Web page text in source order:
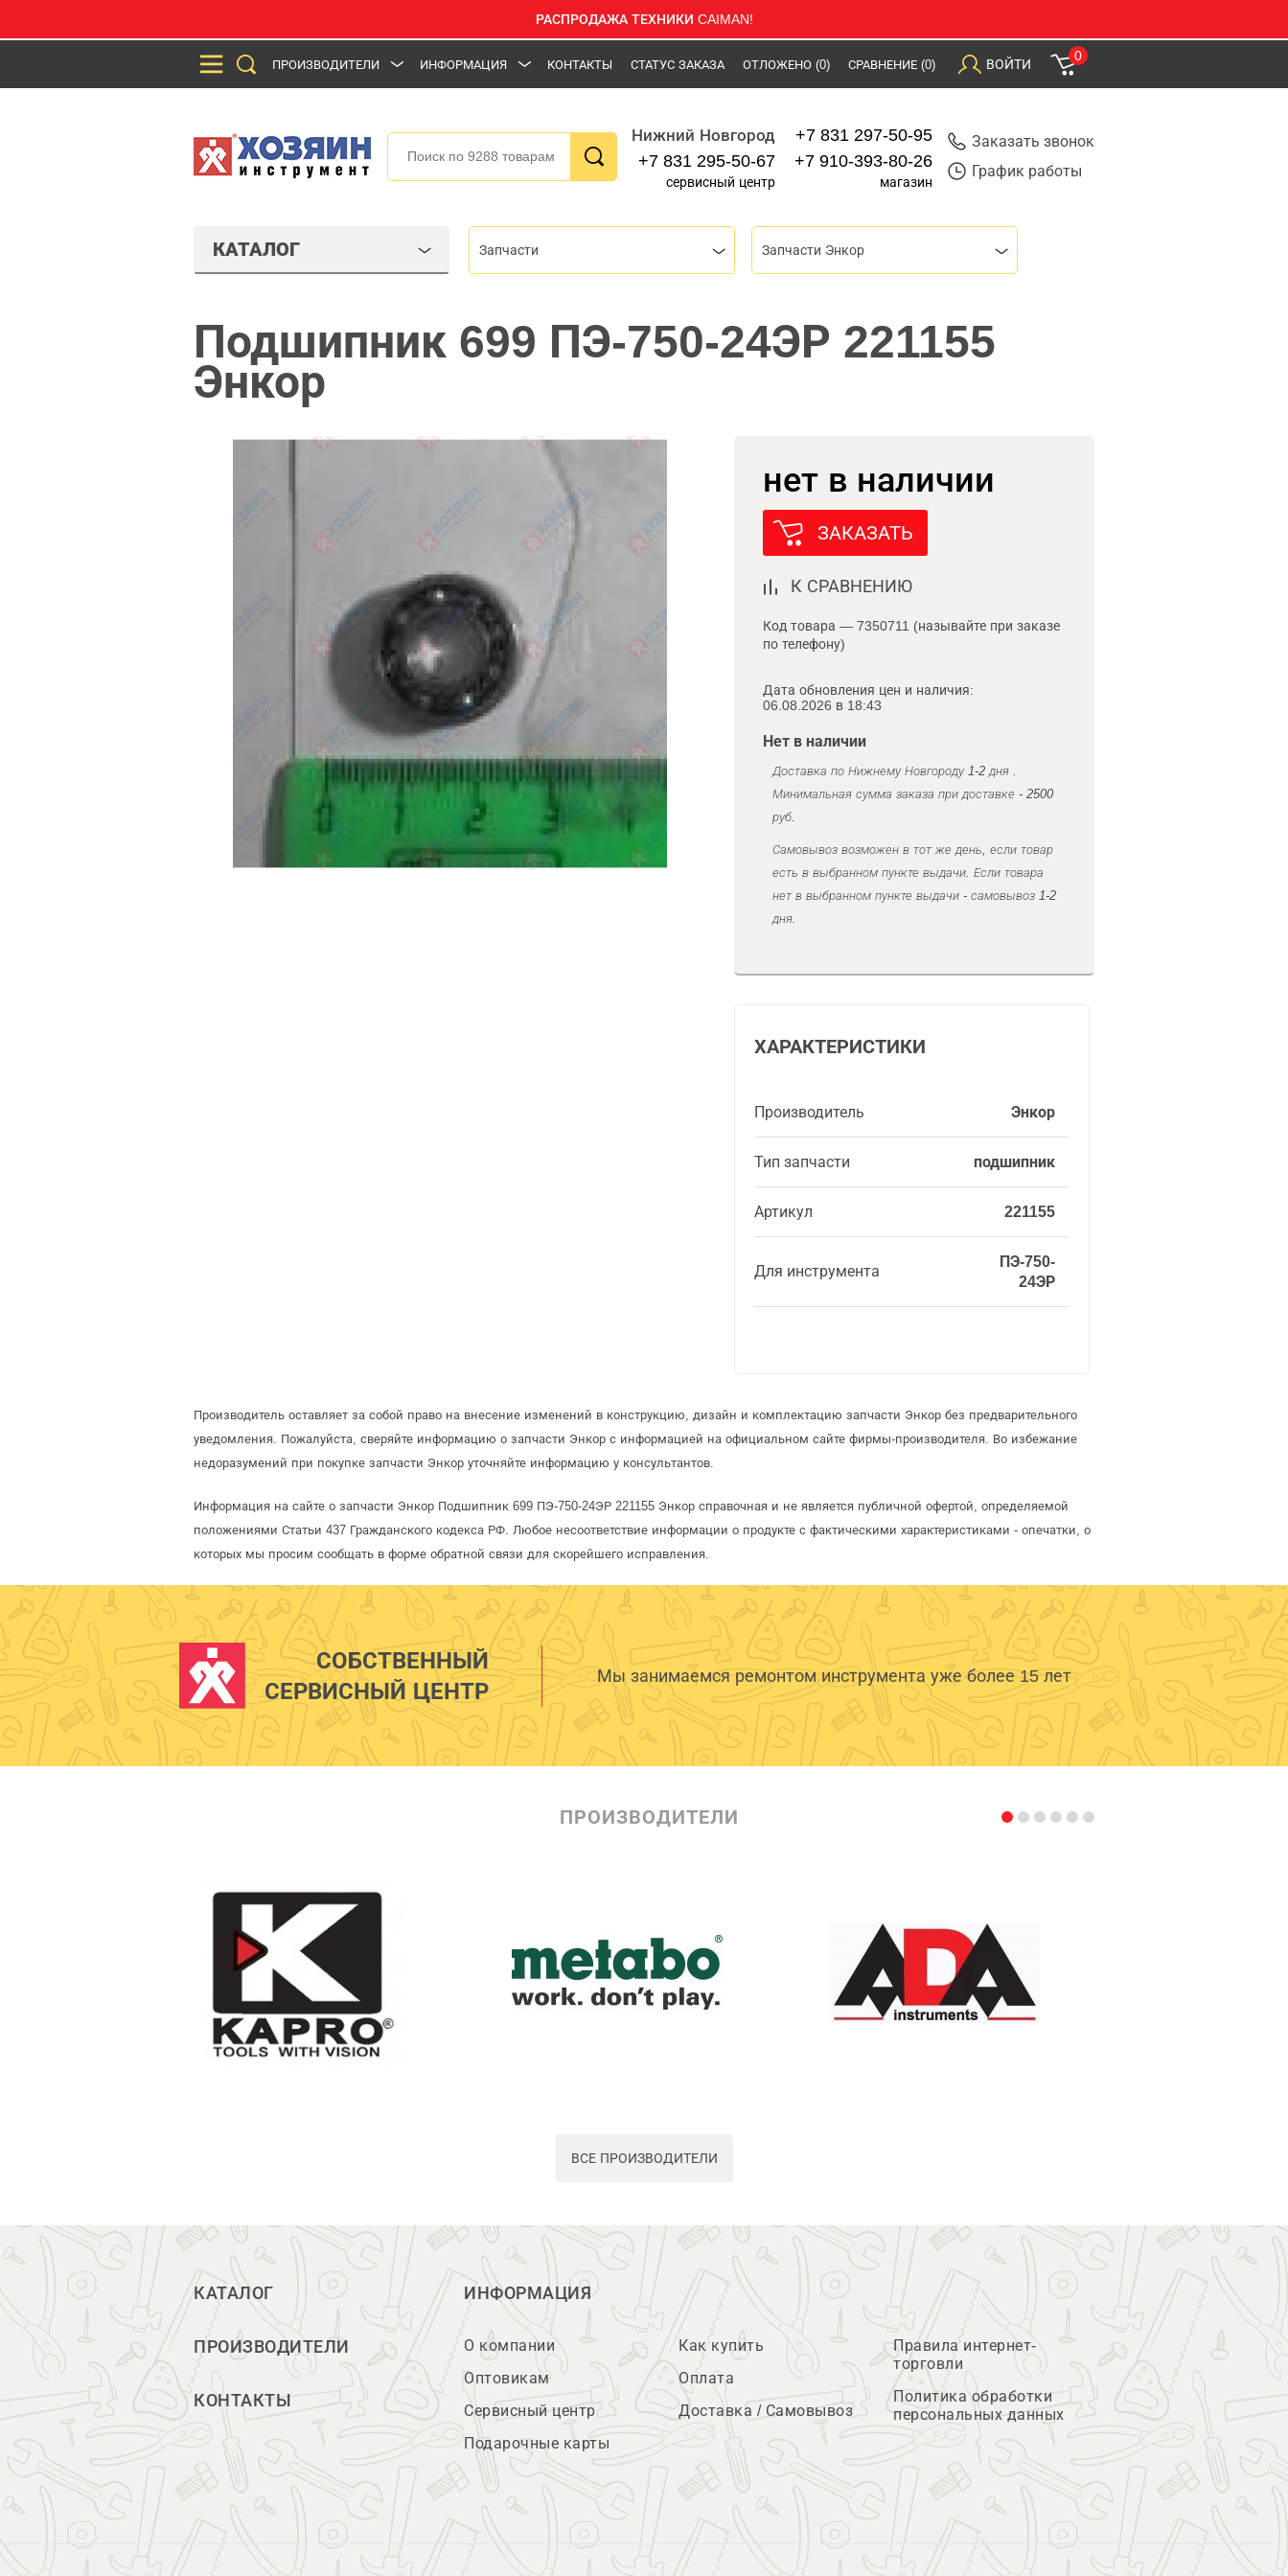
РАСПРОДАЖА ТЕХНИКИ CAIMAN!
ПРОИЗВОДИТЕЛИ ИНФОРМАЦИЯ КОНТАКТЫ СТАТУС ЗАКАЗА ОТЛОЖЕНО (0) СРАВНЕНИЕ (0) ВОЙТИ
0
Нижний Новгород
+7 831 295-50-67
сервисный центр
+7 831 297-50-95
+7 910-393-80-26
магазин
Заказать звонок
График работы
КАТАЛОГ Запчасти Запчасти Энкор
Подшипник 699 ПЭ-750-24ЭР 221155
Энкор
нет в наличии
ЗАКАЗАТЬ
К СРАВНЕНИЮ
Код товара — 7350711 (называйте при заказе
по телефону)
Дата обновления цен и наличия:
06.08.2026 в 18:43
Нет в наличии
Доставка по Нижнему Новгороду 1-2 дня .
Минимальная сумма заказа при доставке - 2500
руб.
Самовывоз возможен в тот же день, если товар
есть в выбранном пункте выдачи. Если товара
нет в выбранном пункте выдачи - самовывоз 1-2
дня.
ХАРАКТЕРИСТИКИ
Производитель Энкор
Тип запчасти подшипник
Артикул 221155
Для инструмента
ПЭ-750-
24ЭР
Производитель оставляет за собой право на внесение изменений в конструкцию, дизайн и комплектацию запчасти Энкор без предварительного
уведомления. Пожалуйста, сверяйте информацию о запчасти Энкор с информацией на официальном сайте фирмы-производителя. Во избежание
недоразумений при покупке запчасти Энкор уточняйте информацию у консультантов.
Информация на сайте о запчасти Энкор Подшипник 699 ПЭ-750-24ЭР 221155 Энкор справочная и не является публичной офертой, определяемой
положениями Статьи 437 Гражданского кодекса РФ. Любое несоответствие информации о продукте с фактическими характеристиками - опечатки, о
которых мы просим сообщать в форме обратной связи для скорейшего исправления.
СОБСТВЕННЫЙ
СЕРВИСНЫЙ ЦЕНТР
Мы занимаемся ремонтом инструмента уже более 15 лет
ПРОИЗВОДИТЕЛИ
ВСЕ ПРОИЗВОДИТЕЛИ
КАТАЛОГ
ПРОИЗВОДИТЕЛИ
КОНТАКТЫ
ИНФОРМАЦИЯ
О компании
Оптовикам
Сервисный центр
Подарочные карты
Как купить
Оплата
Доставка / Самовывоз
Правила интернет-
торговли
Политика обработки
персональных данных